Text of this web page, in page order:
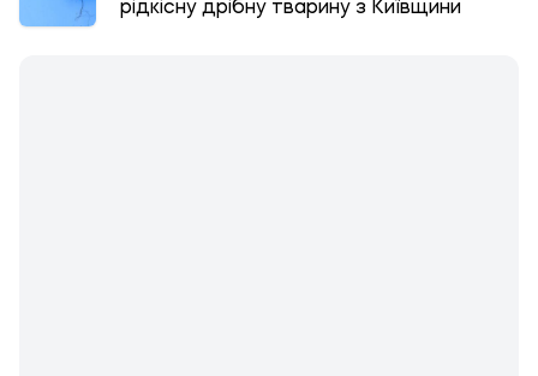
рідкісну дрібну тварину з Київщини